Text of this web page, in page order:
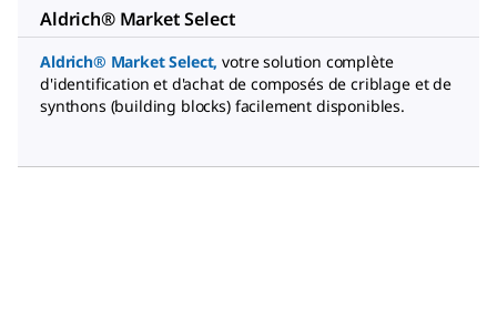
Aldrich® Market Select
Aldrich® Market Select, votre solution complète
d'identification et d'achat de composés de criblage et de
synthons (building blocks) facilement disponibles.